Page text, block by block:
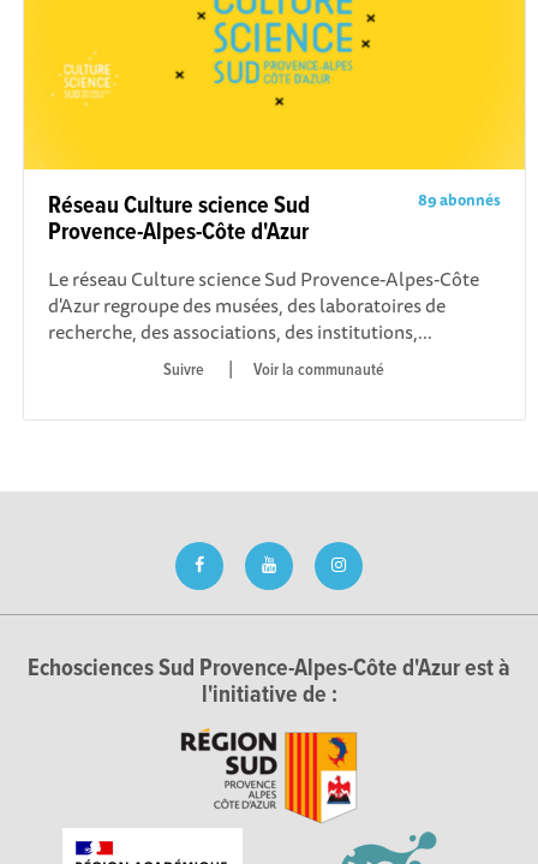
89 abonnés
Réseau Culture science Sud
Provence-Alpes-Côte d'Azur
Le réseau Culture science Sud Provence-Alpes-Côte
d'Azur regroupe des musées, des laboratoires de
recherche, des associations, des institutions,...
|
Voir la communauté
Echosciences Sud Provence-Alpes-Côte d'Azur est à
l'initiative de :